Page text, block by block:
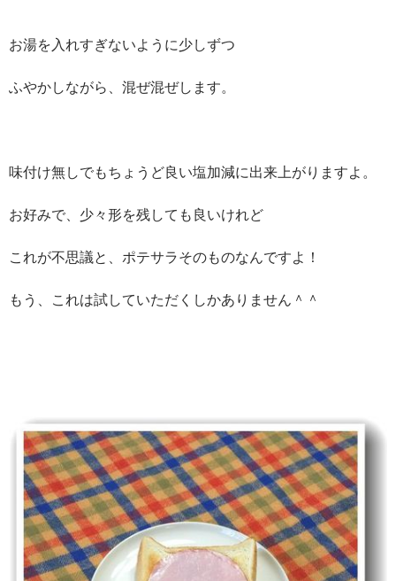
お湯を入れすぎないように少しずつ
ふやかしながら、混ぜ混ぜします。
味付け無しでもちょうど良い塩加減に出来上がりますよ。
お好みで、少々形を残しても良いけれど
これが不思議と、ポテサラそのものなんですよ！
もう、これは試していただくしかありません＾＾